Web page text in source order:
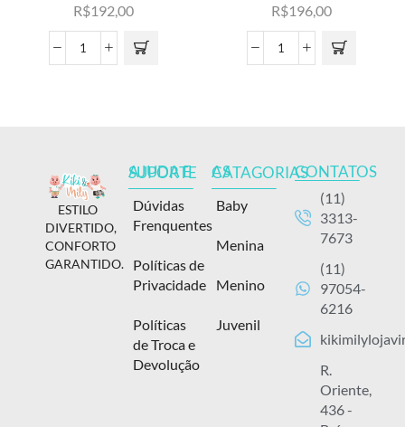
R$192,00 R$196,00
ESTILO
DIVERTIDO,
CONFORTO
GARANTIDO.
AJUDA E SUPORTE
Dúvidas
Frenquentes
Políticas de
Privacidade
Políticas
de Troca e
Devolução
AS CATAGORIAS
Baby
Menina
Menino
Juvenil
CONTATOS
(11)
3313-
7673
(11)
97054-
6216
R.
Oriente,
436 -